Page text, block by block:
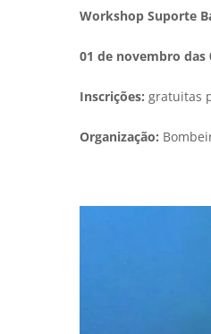
Workshop Suporte
01 de novembro das
Inscrições: gratuitas
Organização: